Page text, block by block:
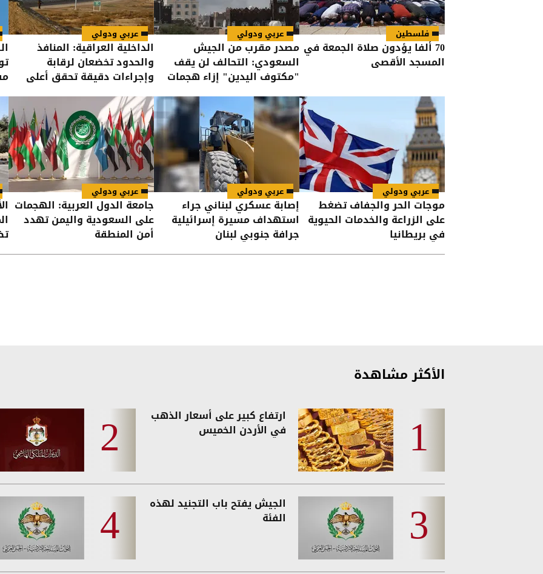
فلسطين
70 ألفا يؤدون صلاة الجمعة في
المسجد الأقصى
عربي ودولي
مصدر مقرب من الجيش
السعودي: التحالف لن يقف
"مكتوف اليدين" إزاء هجمات
عربي ودولي
الداخلية العراقية: المنافذ
والحدود تخضعان لرقابة
وإجراءات دقيقة تحقق أعلى
عربي ودولي
موجات الحر والجفاف تضغط
على الزراعة والخدمات الحيوية
في بريطانيا
عربي ودولي
إصابة عسكري لبناني جراء
استهداف مسيرة إسرائيلية
جرافة جنوبي لبنان
عربي ودولي
جامعة الدول العربية: الهجمات
على السعودية واليمن تهدد
أمن المنطقة
الأكثر مشاهدة
ارتفاع كبير على أسعار الذهب
في الأردن الخميس
الجيش يفتح باب التجنيد لهذه
الفئة